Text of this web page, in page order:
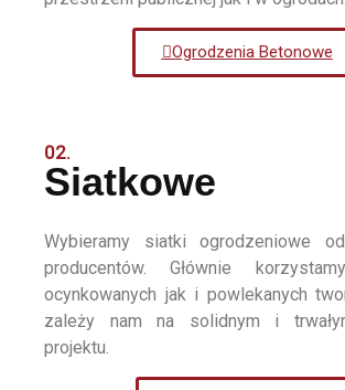
Ogrodzenia Betonowe
02.
Siatkowe
Wybieramy siatki ogrodzeniowe
producentów. Głównie
ocynkowanych jak i powlekanych
zależy nam na solidnym i
projektu.